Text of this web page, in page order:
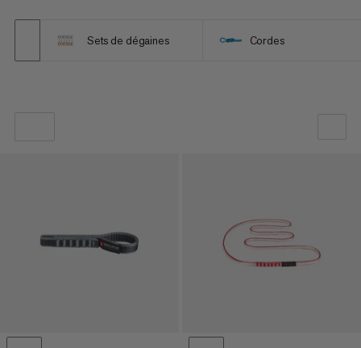
Sets de dégaines Cordes
PRIX DÉCROISSANT
NOUVEAUTÉS